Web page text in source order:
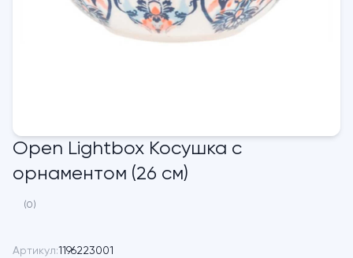
Open Lightbox Косушка с
орнаментом (26 см)
(0)
Артикул:1196223001